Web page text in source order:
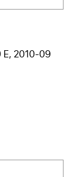
E, 2010-09